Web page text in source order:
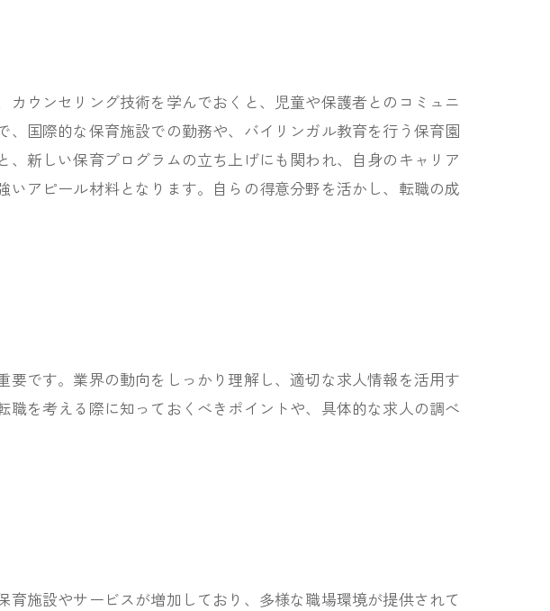
ウンセリング技術を学んでおくと、児童や保護者とのコミュニ
国際的な保育施設での勤務や、バイリンガル教育を行う保育園
新しい保育プログラムの立ち上げにも関われ、自身のキャリア
アピール材料となります。自らの得意分野を活かし、転職の成
です。業界の動向をしっかり理解し、適切な求人情報を活用す
を考える際に知っておくべきポイントや、具体的な求人の調べ
施設やサービスが増加しており、多様な職場環境が提供されて